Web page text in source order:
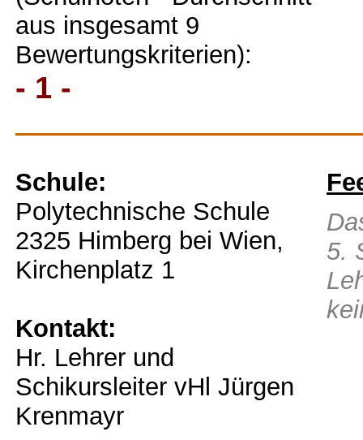
aus insgesamt 9
Bewertungskriterien):
- 1 -
Schule:
Polytechnische Schule
2325 Himberg bei Wien,
Kirchenplatz 1
Kontakt:
Hr. Lehrer und
Schikursleiter vHl Jürgen
Krenmayr
5.